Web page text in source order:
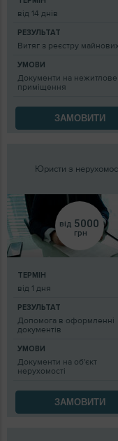
від 14 днів
РЕЗУЛЬТАТ
Витяг з реєстру
УМОВИ
Документи на нежитлове
приміщення
ЗАМОВИТИ
Юристи з
від 5000
грн
ТЕРМІН
від 1 дня
РЕЗУЛЬТАТ
Допомога в оформленні
документів
УМОВИ
Документи на об'єкт
нерухомості
ЗАМОВИТИ